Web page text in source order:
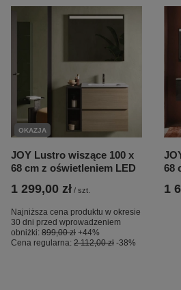
OKAZJA
JOY Lustro wiszące 100 x
68 cm z oświetleniem LED
1 299,00 zł / szt.
Najniższa cena produktu w okresie
30 dni przed wprowadzeniem
obniżki: 899,00 zł +44%
Cena regularna: 2 112,00 zł -38%
68
1